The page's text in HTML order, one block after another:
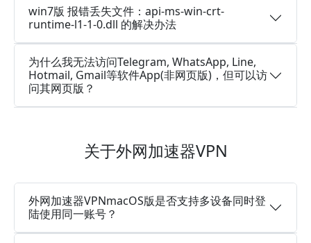
win7版 报错丢失文件：api-ms-win-crt-
runtime-l1-1-0.dll 的解决办法
为什么我无法访问Telegram, WhatsApp, Line,
Hotmail, Gmail等软件App(非网页版)，但可以访
问其网页版？
关于外网加速器VPN
外网加速器VPNmacOS版是否支持多设备同时登
陆使用同一账号？